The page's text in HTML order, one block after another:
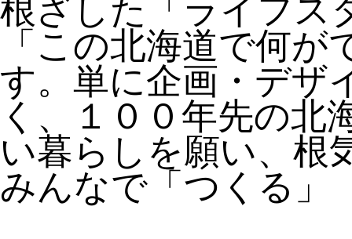
根ざした「ライフス
「この北海道で何
す。単に企画・デザ
く、１００年先の北
い暮らしを願い、根
みんなで「つくる」